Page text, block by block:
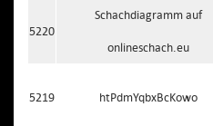
5220
Schachdiagramm auf
onlineschach.eu
5219 htPdmYqbxBcKowo